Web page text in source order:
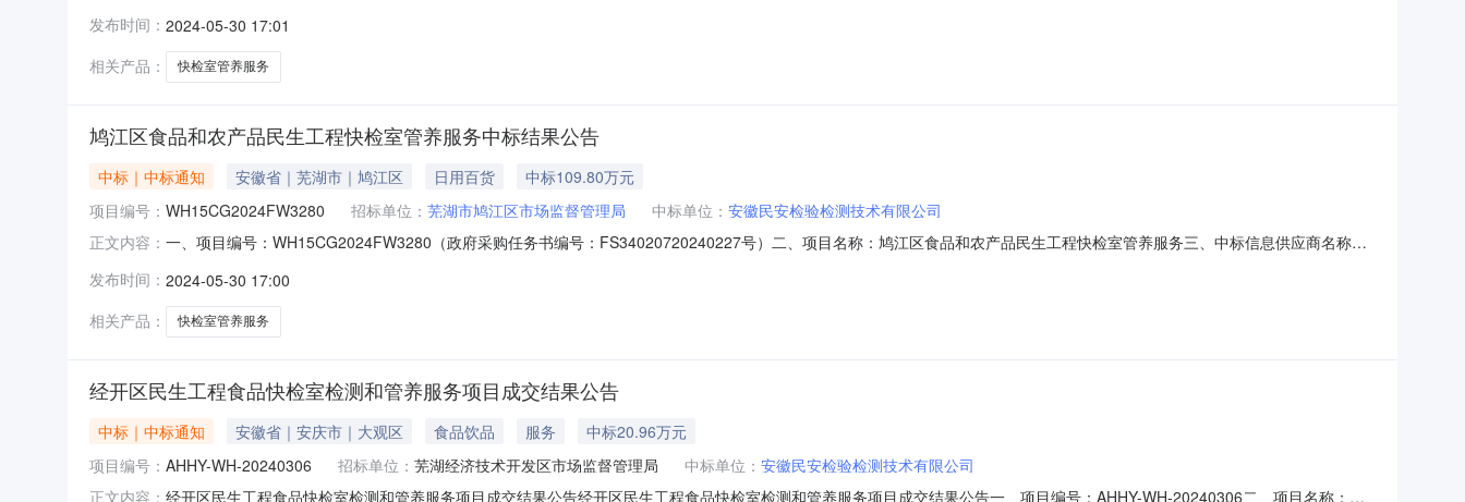
称：鸠江区食品和农产品民生工程快检室管养服务服务范围：对鸠江区已建成的市场监管所检验室8个，农贸市场快检室13个，及4个农产品质量安全快速检测室的管养服务服务要
求：8个市场
发布时间： 2024-05-30 17:01
相关产品：
快检室管养服务
鸠江区食品和农产品民生工程快检室管养服务中标结果公告
中标｜中标通知 安徽省｜芜湖市｜鸠江区 日用百货
中标109.80万元
项目编号： WH15CG2024FW3280 招标单位： 芜湖市鸠江区市场监督管理局 中标单位： 安徽民安检验检测技术有限公司
正文内容： 一、项目编号：WH15CG2024FW3280（政府采购任务书编号：FS34020720240227号）二、项目名称：鸠江区食品和农产品民生工程快检室管养服务三、中标信息供应商名称：
称：鸠江区食品和农产品民生工程快检室管养服务服务范围：对鸠江区已建成的市场监管所检验室8个，农贸市场快检室13个，及4个农产品质量安全快速检测室的管养服务服务要
求：8个市场
发布时间： 2024-05-30 17:00
相关产品：
快检室管养服务
经开区民生工程食品快检室检测和管养服务项目成交结果公告
中标｜中标通知 安徽省｜安庆市｜大观区 食品饮品 服务
中标20.96万元
项目编号： AHHY-WH-20240306 招标单位： 芜湖经济技术开发区市场监督管理局 中标单位： 安徽民安检验检测技术有限公司
正文内容： 经开区民生工程食品快检室检测和管养服务项目成交结果公告经开区民生工程食品快检室检测和管养服务项目成交结果公告一、项目编号：AHHY-WH-20240306二、项目名称：经